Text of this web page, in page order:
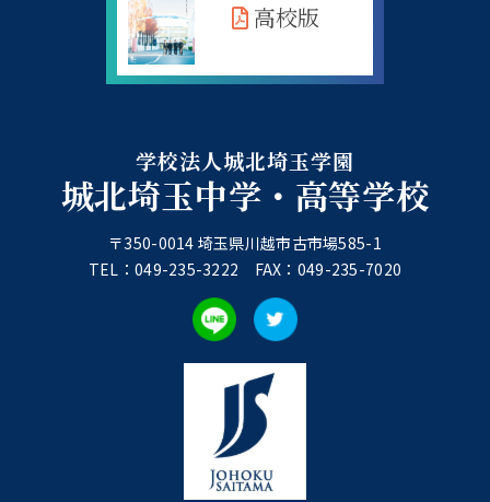
学校法人城北埼玉学園
城北埼玉中学・高等学校
〒350-0014 埼玉県川越市古市場585-1
TEL：049-235-3222 FAX：049-235-7020
高校版